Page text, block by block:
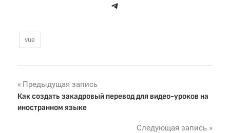
Telegram
vue
Навигация
по
Предыдущая запись
Как создать закадровый перевод для видео-уроков на
иностранном языке
Следующая запись